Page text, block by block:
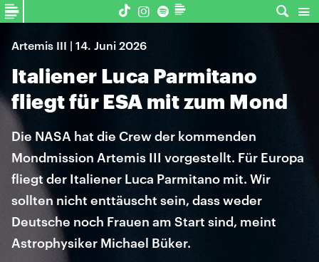
Artemis III | 14. Juni 2026
Italiener Luca Parmitano
fliegt für ESA mit zum Mond
Die NASA hat die Crew der kommenden
Mondmission Artemis III vorgestellt. Für Europa
fliegt der Italiener Luca Parmitano mit. Wir
sollten nicht enttäuscht sein, dass weder
Deutsche noch Frauen am Start sind, meint
Astrophysiker Michael Büker.